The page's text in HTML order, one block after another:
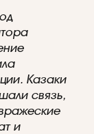
Казаки
связь,
и